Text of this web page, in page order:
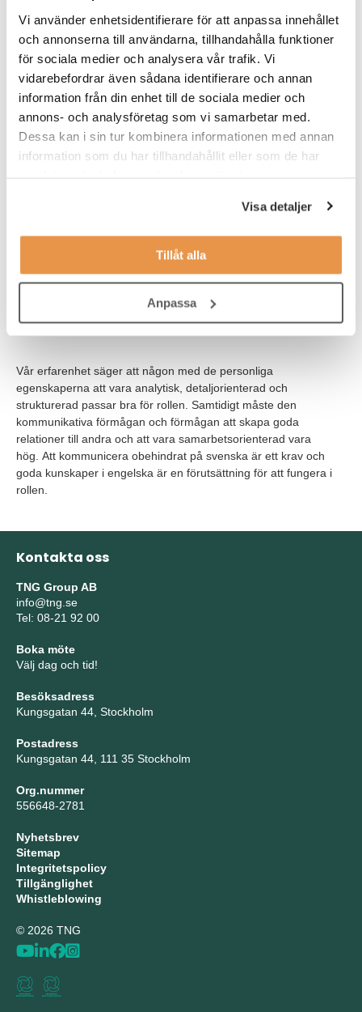
Vi använder enhetsidentifierare för att anpassa innehållet
och annonserna till användarna, tillhandahålla funktioner
för sociala medier och analysera vår trafik. Vi
vidarebefordrar även sådana identifierare och annan
information från din enhet till de sociala medier och
annons- och analysföretag som vi samarbetar med.
Dessa kan i sin tur kombinera informationen med annan
information som du har tillhandahållit eller som de har
Visa detaljer
Tillåt alla
Anpassa
eftergymnasial utbildning inom kemiteknik, läkemedelsteknik
eller motsvarande och som har ett par års arbetslivserfarenhet
från verksamhet där såväl utveckling som produktion är central.
Goda kunskaper inom Excel samt B-körkort är ett krav.
Meriterande är:
materialbalanser.
andra system för hantering av recept och
Arbete i affärssystem (ERP) och produktinformationssystem
(PIM/PLM) med inriktning mot hantering av
receptformuleringar och produktdata.
Vår erfarenhet säger att någon med de personliga
egenskaperna att vara analytisk, detaljorienterad och
strukturerad passar bra för rollen. Samtidigt måste den
kommunikativa förmågan och förmågan att skapa goda
relationer till andra och att vara samarbetsorienterad vara
hög. Att kommunicera obehindrat på svenska är ett krav och
goda kunskaper i engelska är en förutsättning för att fungera i
rollen.
Kontakta oss
TNG Group AB
info@tng.se
Tel: 08-21 92 00
Boka möte
Välj dag och tid!
Besöksadress
Kungsgatan 44, Stockholm
Postadress
Kungsgatan 44, 111 35 Stockholm
Org.nummer
556648-2781
Nyhetsbrev
Sitemap
Integritetspolicy
Tillgänglighet
Whistleblowing
© 2026 TNG